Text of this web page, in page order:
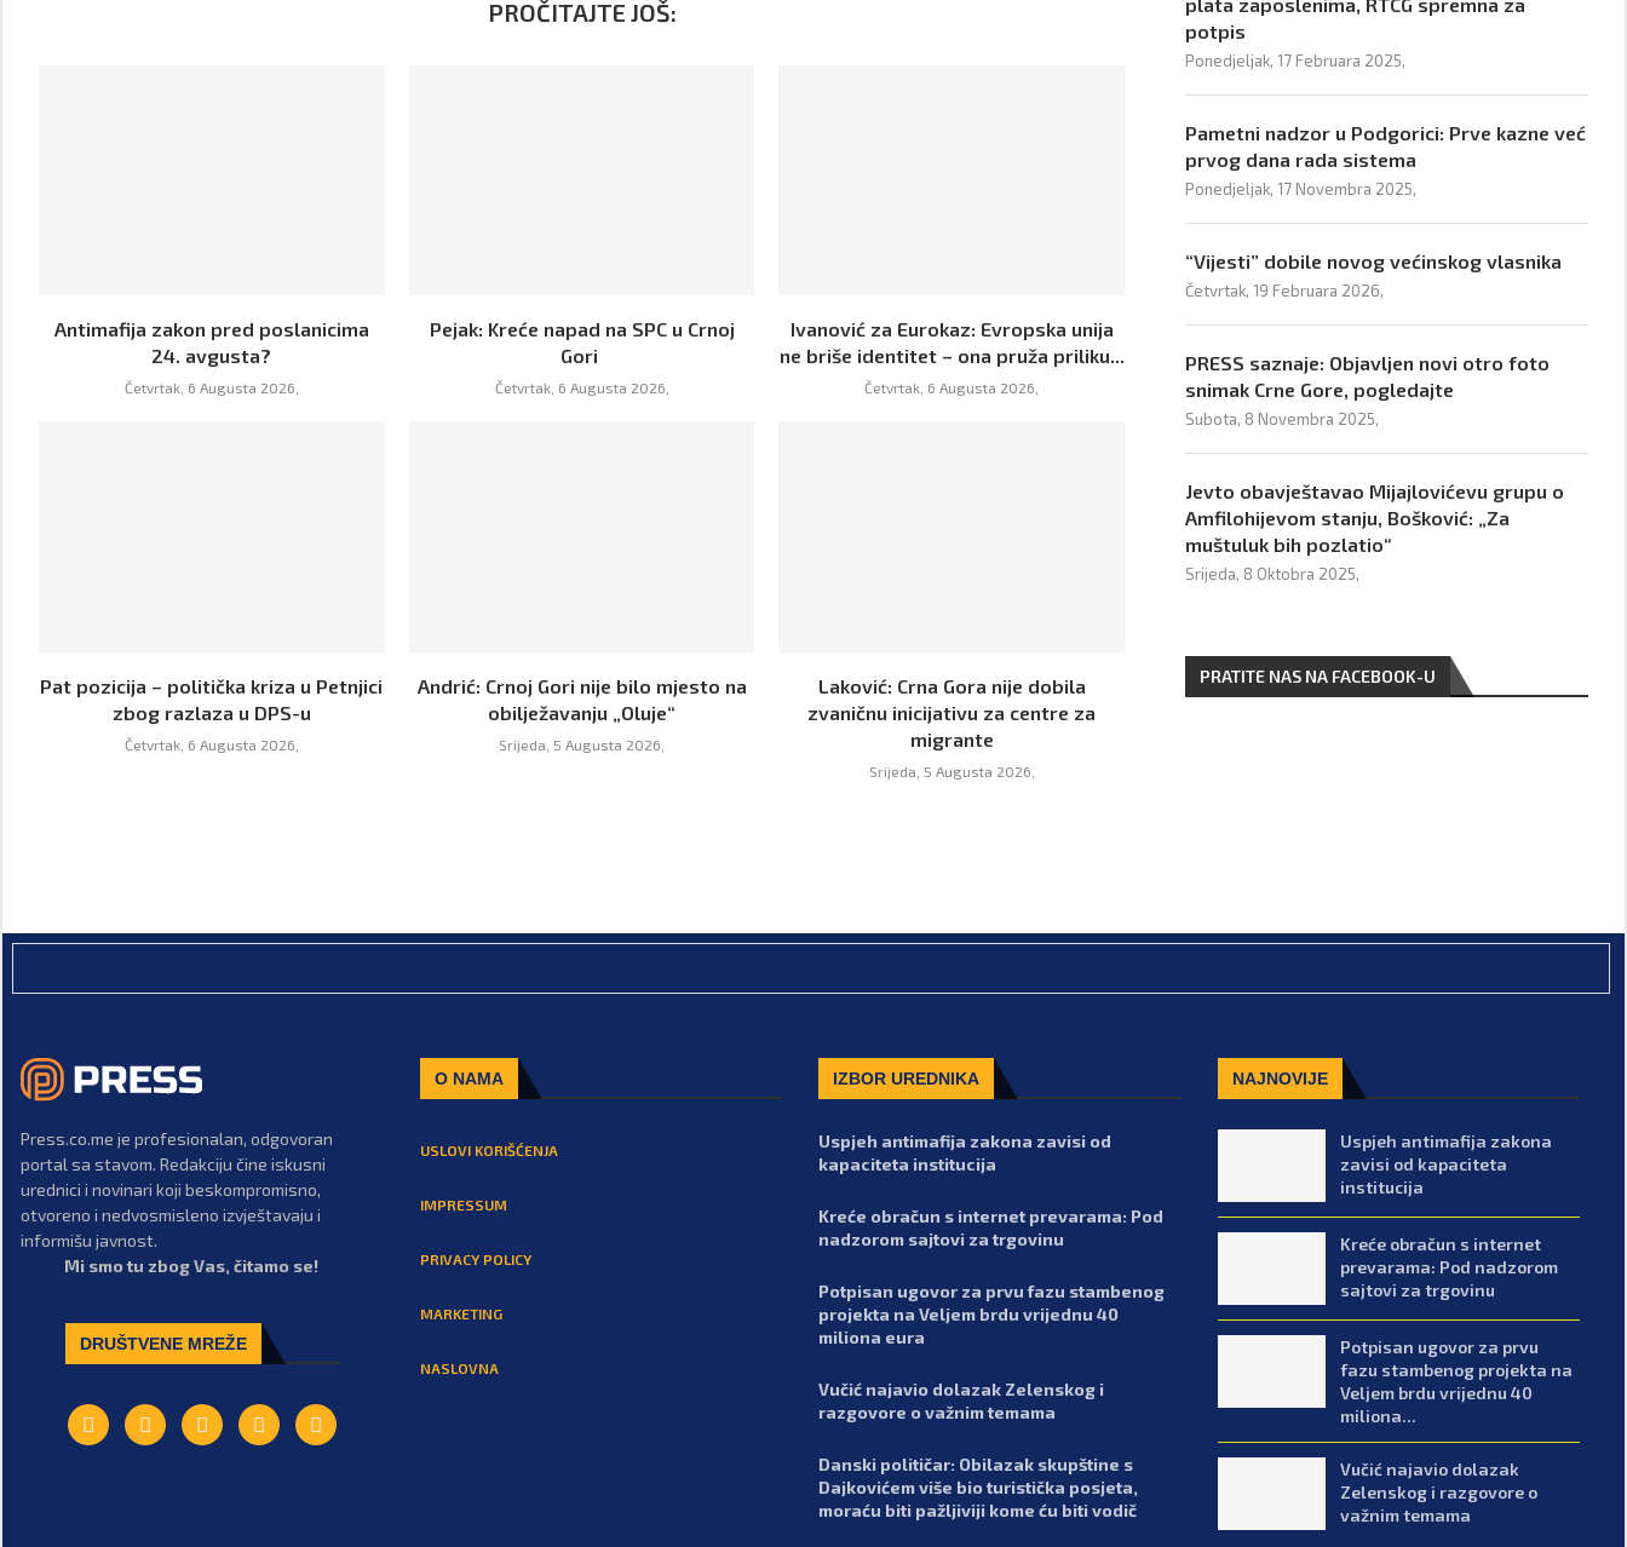
PROČITAJTE JOŠ:
Antimafija zakon pred poslanicima
24. avgusta?
Četvrtak, 6 Augusta 2026,
Pejak: Kreće napad na SPC u Crnoj
Gori
Četvrtak, 6 Augusta 2026,
Ivanović za Eurokaz: Evropska unija
ne briše identitet – ona pruža priliku...
Četvrtak, 6 Augusta 2026,
Pat pozicija – politička kriza u Petnjici
zbog razlaza u DPS-u
Četvrtak, 6 Augusta 2026,
Andrić: Crnoj Gori nije bilo mjesto na
obilježavanju „Oluje“
Srijeda, 5 Augusta 2026,
Laković: Crna Gora nije dobila
zvaničnu inicijativu za centre za
migrante
Srijeda, 5 Augusta 2026,
potpis
Ponedjeljak, 17 Februara 2025,
Pametni nadzor u Podgorici: Prve kazne već
prvog dana rada sistema
Ponedjeljak, 17 Novembra 2025,
“Vijesti” dobile novog većinskog vlasnika
Četvrtak, 19 Februara 2026,
PRESS saznaje: Objavljen novi otro foto
snimak Crne Gore, pogledajte
Subota, 8 Novembra 2025,
Jevto obavještavao Mijajlovićevu grupu o
Amfilohijevom stanju, Bošković: „Za
muštuluk bih pozlatio“
Srijeda, 8 Oktobra 2025,
PRATITE NAS NA FACEBOOK-U
Press.co.me je profesionalan, odgovoran
portal sa stavom. Redakciju čine iskusni
urednici i novinari koji beskompromisno,
otvoreno i nedvosmisleno izvještavaju i
informišu javnost.
Mi smo tu zbog Vas, čitamo se!
DRUŠTVENE MREŽE
O NAMA
USLOVI KORIŠĆENJA
IMPRESSUM
PRIVACY POLICY
MARKETING
NASLOVNA
IZBOR UREDNIKA
Uspjeh antimafija zakona zavisi od
kapaciteta institucija
Kreće obračun s internet prevarama: Pod
nadzorom sajtovi za trgovinu
Potpisan ugovor za prvu fazu stambenog
projekta na Veljem brdu vrijednu 40
miliona eura
Vučić najavio dolazak Zelenskog i
razgovore o važnim temama
Danski političar: Obilazak skupštine s
Dajkovićem više bio turistička posjeta,
moraću biti pažljiviji kome ću biti vodič
NAJNOVIJE
Uspjeh antimafija zakona
zavisi od kapaciteta
institucija
Kreće obračun s internet
prevarama: Pod nadzorom
sajtovi za trgovinu
Potpisan ugovor za prvu
fazu stambenog projekta na
Veljem brdu vrijednu 40
miliona...
Vučić najavio dolazak
Zelenskog i razgovore o
važnim temama